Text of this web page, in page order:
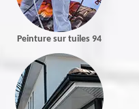
Peinture sur tuiles 94